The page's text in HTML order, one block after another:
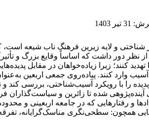
: 31 تیر 1403
و لایه زیرین فرهنگ ناب شیعه است،
دور داشت که اساساً وقایع بزرگ و
کنند؛ زیرا زیاده‌خواهان در مقابل
وارد کنند. پیاده‌روی جمعی اربعین
را با رویکرد آسیب‌شناختی، بررسی کند
شده تا زائرین و
و رفتارهایی که در جامعه اربعینی و
همچون: سطحی‌نگری مناسک‌گرایانه،